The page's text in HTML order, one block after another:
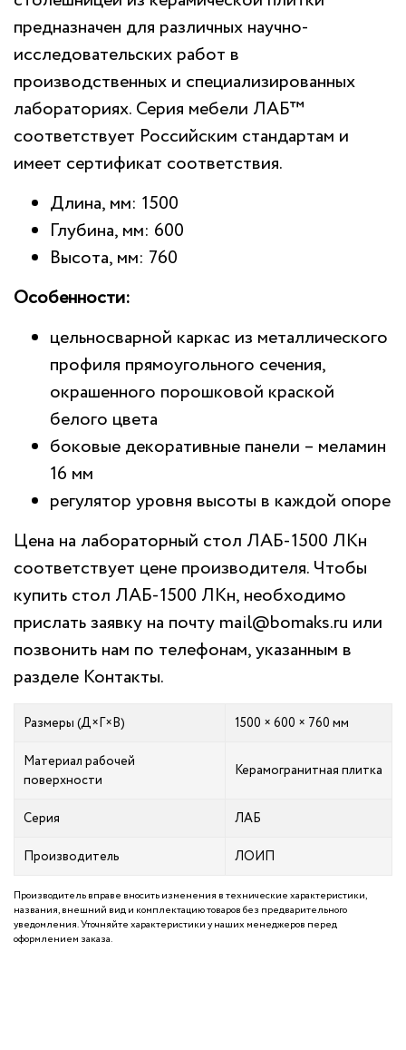
предназначен для различных научно-
исследовательских работ в
производственных и специализированных
лабораториях. Серия мебели ЛАБ™
соответствует Российским стандартам и
имеет сертификат соответствия.
Длина, мм: 1500
Глубина, мм: 600
Высота, мм: 760
Особенности:
цельносварной каркас из металлического
профиля прямоугольного сечения,
окрашенного порошковой краской
белого цвета
боковые декоративные панели – меламин
16 мм
регулятор уровня высоты в каждой опоре
Цена на лабораторный стол ЛАБ-1500 ЛКн
соответствует цене производителя. Чтобы
купить стол ЛАБ-1500 ЛКн, необходимо
прислать заявку на почту mail@bomaks.ru или
позвонить нам по телефонам, указанным в
разделе Контакты.
Размеры (Д×Г×В) 1500 × 600 × 760 мм
Материал рабочей
поверхности
Керамогранитная плитка
Серия ЛАБ
Производитель ЛОИП
Производитель вправе вносить изменения в технические характеристики,
названия, внешний вид и комплектацию товаров без предварительного
уведомления. Уточняйте характеристики у наших менеджеров перед
оформлением заказа.